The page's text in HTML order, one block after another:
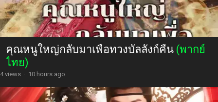
คุณหนูใหญ่กลับมาเพื่อทวงบัลลังก์คืน (พากย์
ไทย)
4 views · 10 hours ago